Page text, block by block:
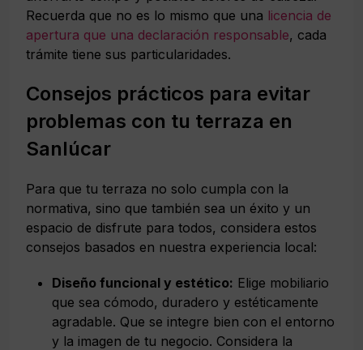
Recuerda que no es lo mismo que una licencia de
apertura que una declaración responsable, cada
trámite tiene sus particularidades.
Consejos prácticos para evitar
problemas con tu terraza en
Sanlúcar
Para que tu terraza no solo cumpla con la
normativa, sino que también sea un éxito y un
espacio de disfrute para todos, considera estos
consejos basados en nuestra experiencia local:
Diseño funcional y estético: Elige mobiliario
que sea cómodo, duradero y estéticamente
agradable. Que se integre bien con el entorno
y la imagen de tu negocio. Considera la